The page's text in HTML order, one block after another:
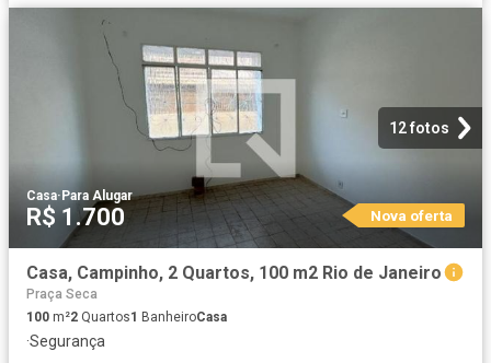
12 fotos
Casa· Para Alugar
R$ 1.700 Nova oferta
Casa, Campinho, 2 Quartos, 100 m2 Rio de Janeiro
Praça Seca
100 m²2 Quartos1 BanheiroCasa
·Segurança